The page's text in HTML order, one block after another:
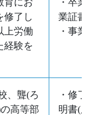
育にお
修了し
上労働
経験を
・卒業
業証書
・事業
、聾(ろ
高等部
・修了
明書(原